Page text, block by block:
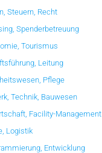
Steuern, Recht
Spenderbetreuung
Tourismus
Leitung
Pflege
Technik, Bauwesen
Facility-Management
Logistik
Entwicklung